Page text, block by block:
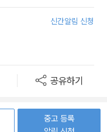
신간알림 신청
공유하기
중고 등록